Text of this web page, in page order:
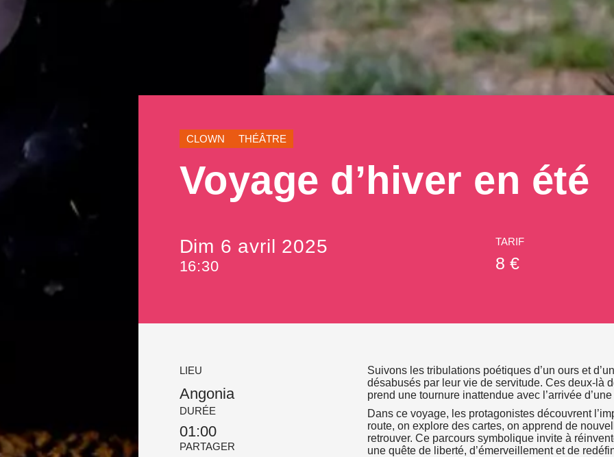
CLOWN THÉÂTRE
Voyage d’hiver en été
Dim 6 avril 2025
16:30
TARIF
8 €
LIEU
Angonia
DURÉE
01:00
PARTAGER
Suivons les tribulations poétiques d’un ours et
désabusés par leur vie de servitude. Ces deux-là
prend une tournure inattendue avec l’arrivée
Dans ce voyage, les protagonistes découvrent
route, on explore des cartes, on apprend de
retrouver. Ce parcours symbolique invite à
une quête de liberté, d’émerveillement et de